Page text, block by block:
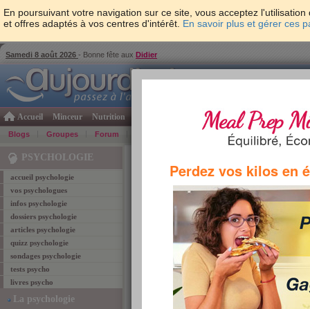
En poursuivant votre navigation sur ce site, vous acceptez
et offres adaptés à vos centres d'intérêt. En savoir plus et gérer ces
Samedi 8 août 2026 - Bonne fête aux Didier
Accueil Minceur Nutrition Psycho & tests Forme & santé
Blogs Groupes Forum Bons Plans
PSYCHOLOGIE
accueil psychologie
vos psychologues
infos psychologie
dossiers psychologie
articles psychologie
quizz psychologie
sondages psychologie
tests psycho
livres psycho
La psychologie
tests psycho
Quelle est votre
dans la vie?
+212 (fait 4494 fois)
Perdez vos kilos en